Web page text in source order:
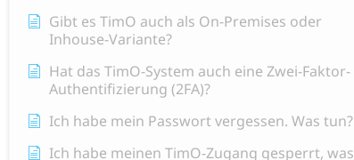
Gibt es TimO auch als On-Premises oder
Inhouse-Variante?
Hat das TimO-System auch eine Zwei-Faktor-
Authentifizierung (2FA)?
Ich habe mein Passwort vergessen. Was tun?
Ich habe meinen TimO-Zugang gesperrt, was